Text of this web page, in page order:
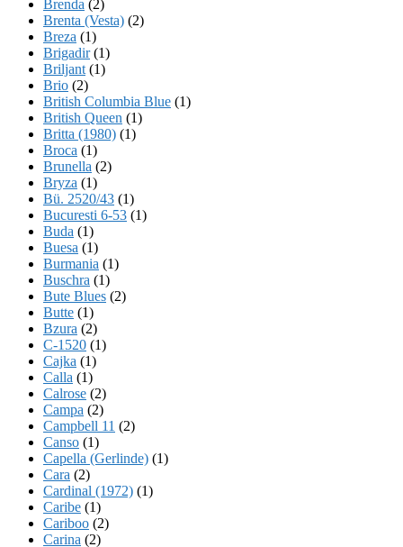
Brenda (2)
Brenta (Vesta) (2)
Breza (1)
Brigadir(1)
Briljant (1)
Brio (2)
British Columbia Blue (1)
British Queen (1)
Britta (1980) (1)
Broca (1)
Brunella (2)
Bryza (1)
Bü. 2520/43 (1)
Bucuresti 6-53 (1)
Buda (1)
Buesa (1)
Burmania (1)
Buschra (1)
Bute Blues (2)
Butte (1)
Bzura (2)
C-1520 (1)
Cajka (1)
Calla (1)
Calrose (2)
Campa (2)
Campbell 11 (2)
Canso (1)
Capella (Gerlinde) (1)
Cara (2)
Cardinal (1972) (1)
Caribe (1)
Cariboo (2)
Carina (2)